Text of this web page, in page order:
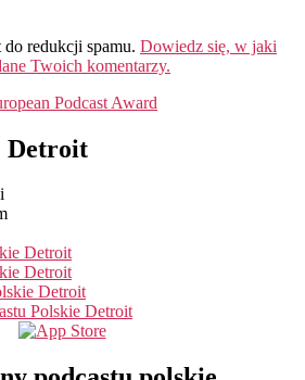
redukcji spamu. Dowiedz się, w jaki
Twoich komentarzy.
Detroit
Detroit
Detroit
Detroit
Polskie Detroit